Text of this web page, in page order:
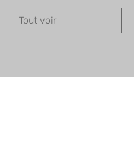
Tout voir